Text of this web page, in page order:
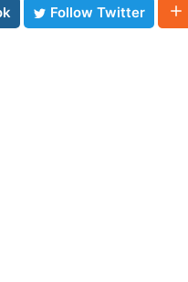
Follow Twitter